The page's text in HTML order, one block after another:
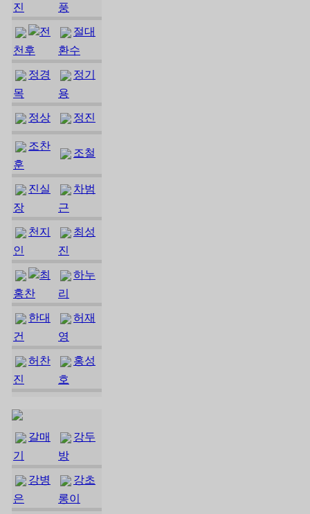
진
풍
전
천후
절대
환수
정경
목
정기
용
정상 정진
조찬
훈
조철
진실
장
차범
근
천지
인
최성
진
최
홍찬
하누
리
한대
건
허재
영
허찬
진
홍성
호
갈매
기
강두
방
강병
은
강초
롱이